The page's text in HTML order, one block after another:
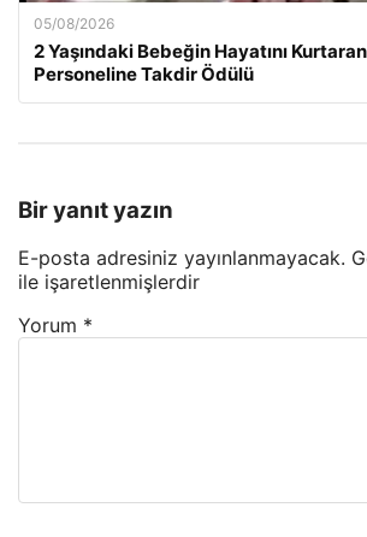
05/08/2026
2 Yaşındaki Bebeğin Hayatını
Personeline Takdir Ödülü
Bir yanıt yazın
E-posta adresiniz yayınlanmayacak.
ile işaretlenmişlerdir
Yorum *